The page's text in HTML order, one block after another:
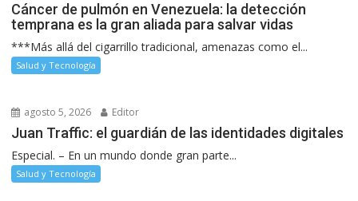
Cáncer de pulmón en Venezuela: la detección
temprana es la gran aliada para salvar vidas
***Más allá del cigarrillo tradicional, amenazas como el...
Salud y Tecnología
agosto 5, 2026 Editor
Juan Traffic: el guardián de las identidades digitales
Especial. – En un mundo donde gran parte...
Salud y Tecnología